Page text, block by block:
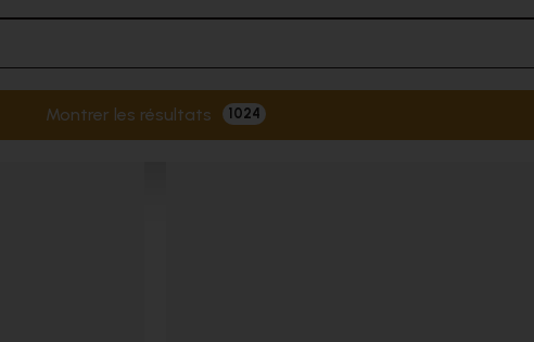
Montrer les résultats 1024Filtres actifs